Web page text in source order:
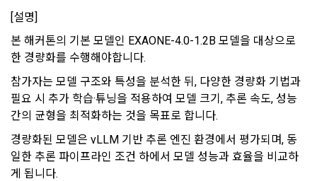
7. “대회"라 함은 “기업회원”이 인력을 채용하거나 또는 솔루션
해커톤, AI해커톤, AI경진대회 등을 말한다.
8. “교육”이라 함은 “회사”가  제공하는 교육컨텐츠를 포함한 온
라인/오프라인 교육서비스를 말한다.
9. "아이디"라 함은 회원의 식별과 회원의 서비스 이용을 위하여
"회원"이 가입 시 사용한 이메일 주소를 말한다.
10. "비밀번호"라 함은 "회사"의 서비스를 이용하려는 사람이 아
이디를 부여받은 자와 동일인임을 확인하고 "회원"의 권익을 보
호하기 위하여 "회원"이 선정한 문자와 숫자의 조합 또는 이와
데이콘 주식회사(이하 “회사”)는 다음 목적을 위하여 개인정보
를 수집하고 있으며, 다음 목적 이외의 용도로는 수집한 개인정
보를 이용하지 않습니다.
1) 회원관리
회원제 서비스 이용에 따른 본인확인, 본인의 의사확인, 고객문
2) 서비스 제공에 관한 계약 이행 및 서비스 제공에 따른 요금정
2021.05.25
[설명]
본 해커톤의 기본 모델인 EXAONE-4.0-1.2B 모델을 대상으로
한 경량화를 수행해야합니다.
참가자는 모델 구조와 특성을 분석한 뒤, 다양한 경량화 기법과
필요 시 추가 학습·튜닝을 적용하여 모델 크기, 추론 속도, 성능
간의 균형을 최적화하는 것을 목표로 합니다.
경량화된 모델은 vLLM 기반 추론 엔진 환경에서 평가되며, 동
일한 추론 파이프라인 조건 하에서 모델 성능과 효율을 비교하
게 됩니다.